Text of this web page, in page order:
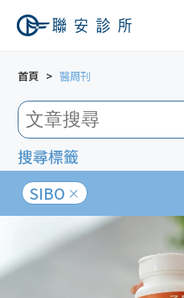
首頁 醫周刊
搜尋標籤
SIBO